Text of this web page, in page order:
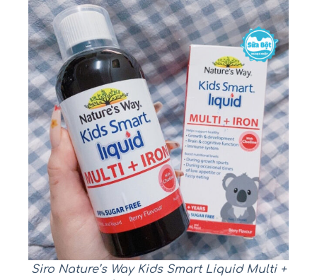
Siro Nature’s Way Kids Smart Liquid Multi +